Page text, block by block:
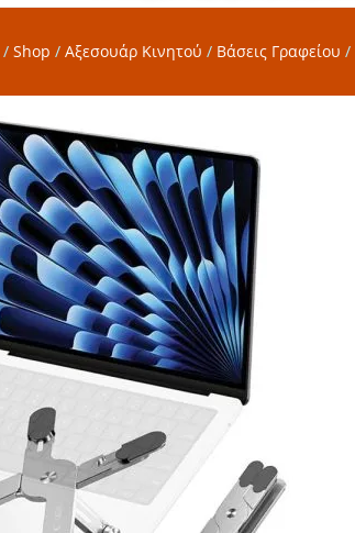
/ Shop / Αξεσουάρ Κινητού / Βάσεις Γραφείου /